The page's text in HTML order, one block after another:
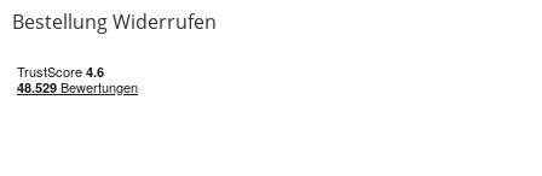
Preis/Leistung
0 von 0 fanden diese Rezension hilfreich
War diese Rezension hilfreich?
Bestellung Widerrufen